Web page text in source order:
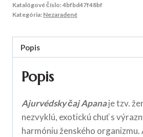
Katalógové číslo:4bfbd47f48bf
Kategória: Nezaradené
Popis
Popis
Ajurvédsky čaj Apanaje tzv.
nezvyklú, exotickú chuť s
harmóniu ženského